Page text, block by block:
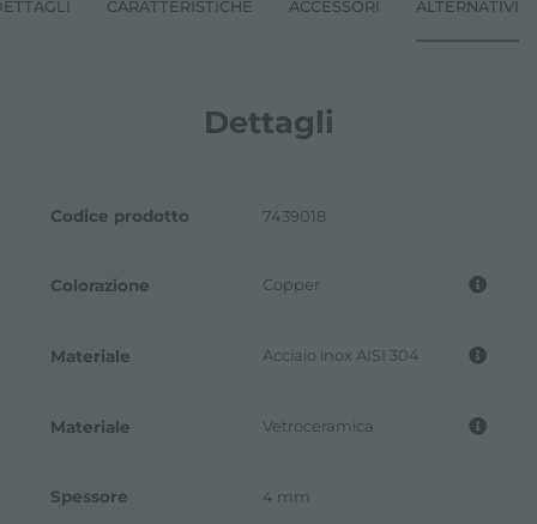
CARATTERISTICHE ACCESSORI ALTERNATIVI
Dettagli
Codice prodotto 7439018
Colorazione Copper
Materiale Acciaio inox AISI 304
Materiale Vetroceramica
Spessore 4 mm